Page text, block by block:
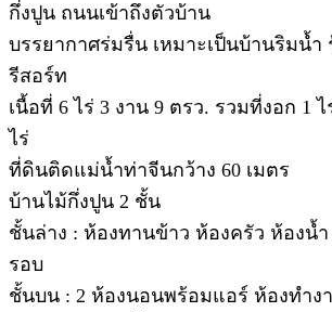
กึ่งปูน ถนนเข้าถึงตัวบ้าน
บรรยากาศร่มรื่น เหมาะเป็นบ้านริมน้ำ
รีสอร์ท
เนื้อที่ 6 ไร่ 3 งาน 9 ตรว. รวมที่งอก 1 ไ
ไร่
ที่ดินติดแม่น้ำท่าจีนกว้าง 60 เมตร
บ้านไม้กึ่งปูน 2 ชั้น
ชั้นล่าง : ห้องทานข้าว ห้องครัว ห้องน้
รอบ
ชั้นบน : 2 ห้องนอนพร้อมแอร์ ห้องทำง